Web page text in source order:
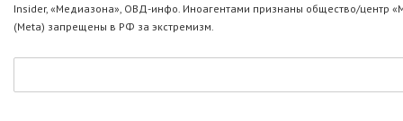
Insider, «Медиазона», ОВД-инфо. Иноагентами признаны общество/центр
(Metа) запрещены в РФ за экстремизм.